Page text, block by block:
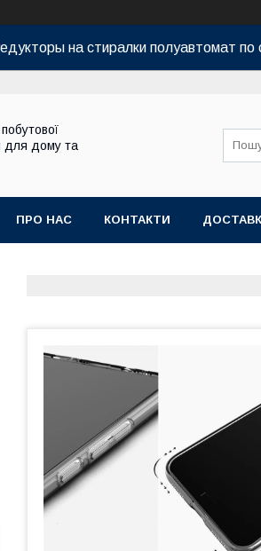
на стиралки полуавтомат по
для дому та
ПРО НАС КОНТАКТИ